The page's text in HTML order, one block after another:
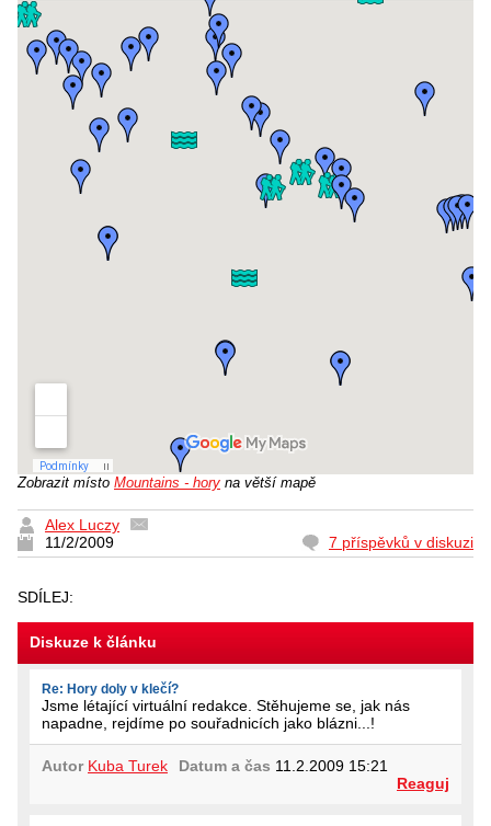
Zobrazit místo Mountains - hory na větší mapě
Alex Luczy
11/2/2009
7 příspěvků v diskuzi
SDÍLEJ:
Diskuze k článku
Re: Hory doly v klečí?
Jsme létající virtuální redakce. Stěhujeme se, jak nás
napadne, rejdíme po souřadnicích jako blázni...!
Autor Kuba Turek Datum a čas 11.2.2009 15:21
Reaguj